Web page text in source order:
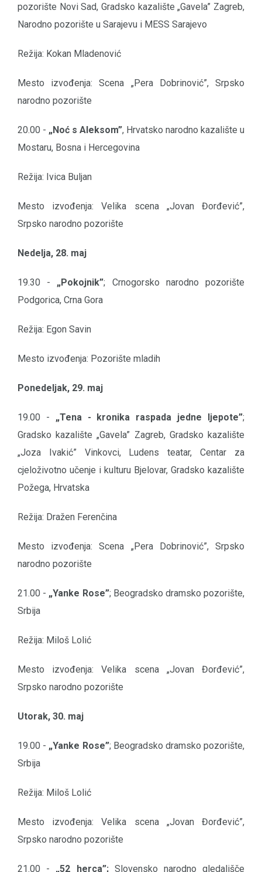
pozorište Novi Sad, Gradsko kazalište „Gavela” Zagreb,
Narodno pozorište u Sarajevu i MESS Sarajevo
Režija: Kokan Mladenović
Mesto izvođenja: Scena „Pera Dobrinović”, Srpsko
narodno pozorište
20.00 - „Noć s Aleksom”, Hrvatsko narodno kazalište u
Mostaru, Bosna i Hercegovina
Režija: Ivica Buljan
Mesto izvođenja: Velika scena „Jovan Đorđević”,
Srpsko narodno pozorište
Nedelja, 28. maj
19.30 - „Pokojnik”; Crnogorsko narodno pozorište
Podgorica, Crna Gora
Režija: Egon Savin
Mesto izvođenja: Pozorište mladih
Ponedeljak, 29. maj
19.00 - „Tena - kronika raspada jedne ljepote”;
Gradsko kazalište „Gavela” Zagreb, Gradsko kazalište
„Joza Ivakić” Vinkovci, Ludens teatar, Centar za
cjeloživotno učenje i kulturu Bjelovar, Gradsko kazalište
Požega, Hrvatska
Režija: Dražen Ferenčina
Mesto izvođenja: Scena „Pera Dobrinović”, Srpsko
narodno pozorište
21.00 - „Yanke Rose”; Beogradsko dramsko pozorište,
Srbija
Režija: Miloš Lolić
Mesto izvođenja: Velika scena „Jovan Đorđević”,
Srpsko narodno pozorište
Utorak, 30. maj
19.00 - „Yanke Rose”; Beogradsko dramsko pozorište,
Srbija
Režija: Miloš Lolić
Mesto izvođenja: Velika scena „Jovan Đorđević”,
Srpsko narodno pozorište
21.00 - „52 herca”;Slovensko narodno gledališče